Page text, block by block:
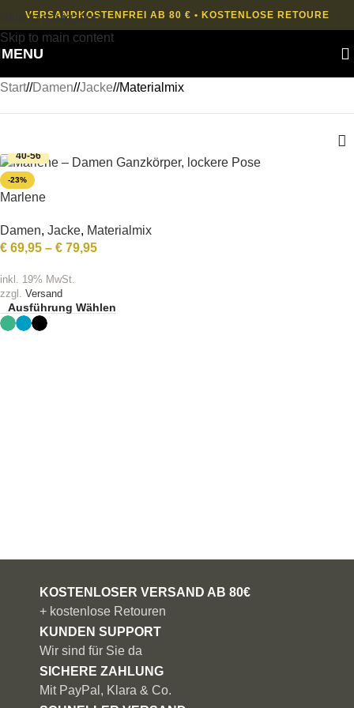
Skip to navigation
Skip to main content
VERSANDKOSTENFREI AB 80 € • KOSTENLOSE RETOURE
MENU
Start/ Damen/ Jacke/ Materialmix
40-56
-23%
Marlene
Damen, Jacke, Materialmix
€ 69,95 – € 79,95
inkl. 19% MwSt.
zzgl. Versand
Ausführung Wählen
KOSTENLOSER VERSAND AB 80€
+ kostenlose Retouren
KUNDEN SUPPORT
Wir sind für Sie da
SICHERE ZAHLUNG
Mit PayPal, Klara & Co.